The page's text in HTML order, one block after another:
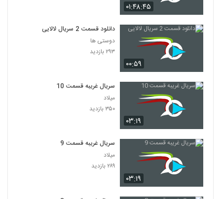
۰۱:۴۸:۴۵
۰۰:۵۹
دانلود قسمت 2 سریال لالایی
دوستی ها
۲۹۳ بازدید
۰۳:۱۹
سریال غریبه قسمت 10
میلاد
۳۵۰ بازدید
۰۳:۱۹
سریال غریبه قسمت 9
میلاد
۲۸۹ بازدید